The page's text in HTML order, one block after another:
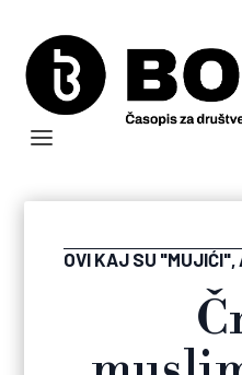
OVI KAJ SU "MUJIĆI",